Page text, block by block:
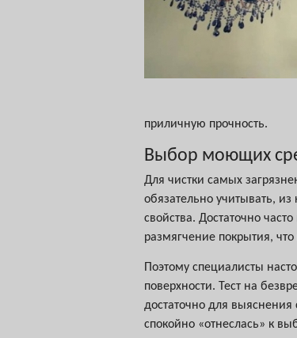
приличную прочность.
Выбор моющих
Для чистки самых
обязательно учитывать,
свойства. Достаточно
размягчение покрытия,
Поэтому специалисты
поверхности. Тест на
достаточно для выяснения
спокойно «отнеслась» к